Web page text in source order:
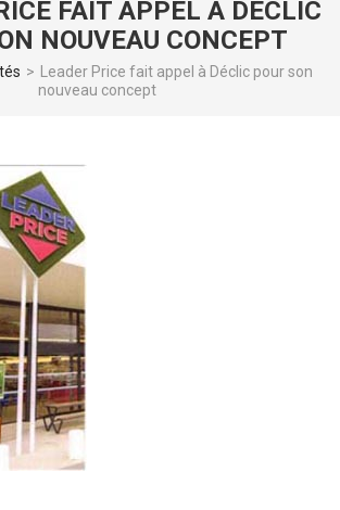
FAIT APPEL À DÉCLIC
NOUVEAU CONCEPT
>
Leader Price fait appel à Déclic pour son
nouveau concept